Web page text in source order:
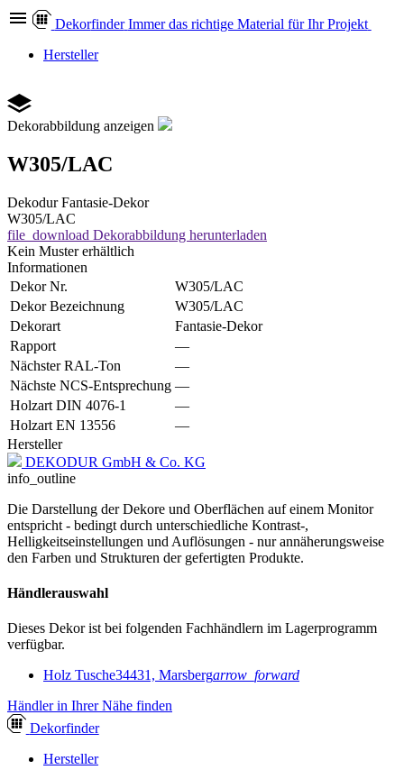
Dekorfinder Immer das richtige Material für Ihr Projekt
Hersteller
Dekorabbildung anzeigen
W305/LAC
Dekodur Fantasie-Dekor
W305/LAC
file_download Dekorabbildung herunterladen
Kein Muster erhältlich
Informationen
Dekor Nr.
W305/LAC
Dekor Bezeichnung
W305/LAC
Dekorart
Fantasie-Dekor
Rapport
—
Nächster RAL-Ton
—
Nächste NCS-Entsprechung —
Holzart DIN 4076-1
—
Holzart EN 13556
—
Hersteller
DEKODUR GmbH & Co. KG
info_outline
Die Darstellung der Dekore und Oberflächen auf einem Monitor
entspricht - bedingt durch unterschiedliche Kontrast-,
Helligkeitseinstellungen und Auflösungen - nur annäherungsweise
den Farben und Strukturen der gefertigten Produkte.
Händlerauswahl
Dieses Dekor ist bei folgenden Fachhändlern im Lagerprogramm
verfügbar.
Holz Tusche34431, Marsbergarrow_forward
Händler in Ihrer Nähe finden
Dekorfinder
Hersteller